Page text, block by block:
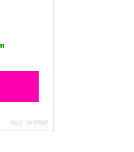
Kód:W0183P